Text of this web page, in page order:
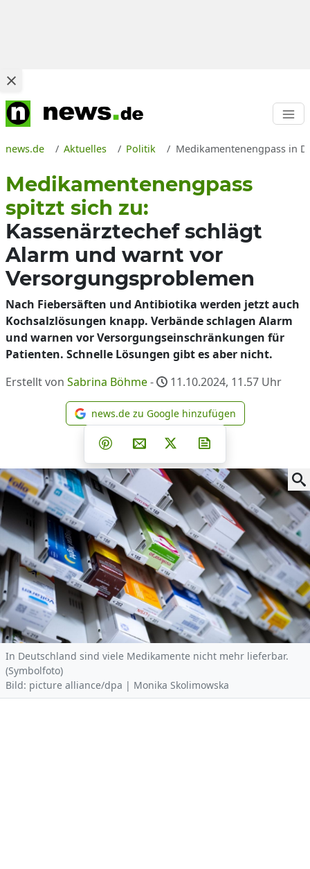
news.de Aktuelles Politik Medikamentenengpass in
Medikamentenengpass
spitzt sich zu:
Kassenärztechef schlägt
Alarm und warnt vor
Versorgungsproblemen
Nach Fiebersäften und Antibiotika werden jetzt auch
Kochsalzlösungen knapp. Verbände schlagen Alarm
und warnen vor Versorgungseinschränkungen für
Patienten. Schnelle Lösungen gibt es aber nicht.
Erstellt von Sabrina Böhme- 11.10.2024, 11.57 Uhr
news.de zu Google
news.de zu Google hinzufügen
Teilen auf Facebook
Teilen auf Whatsapp
Teilen auf Telegram
Teilen auf Pinterest
Per E-Mail teilen
Post auf X
In Deutschland sind viele Medikamente nicht mehr lieferbar.
(Symbolfoto)
Bild: picture alliance/dpa | Monika Skolimowska